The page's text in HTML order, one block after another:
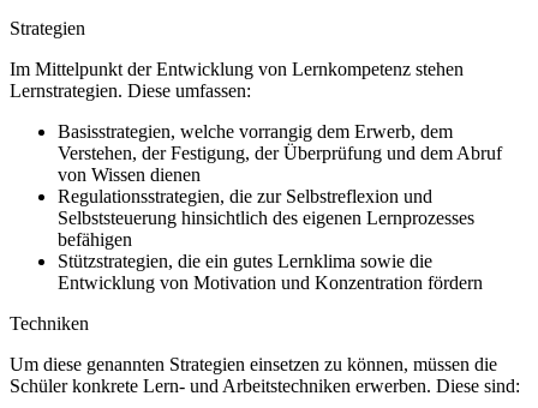
Strategien
Im Mittelpunkt der Entwicklung von Lernkompetenz stehen
Lernstrategien. Diese umfassen:
Basisstrategien, welche vorrangig dem Erwerb, dem
Verstehen, der Festigung, der Überprüfung und dem Abruf
von Wissen dienen
Regulationsstrategien, die zur Selbstreflexion und
Selbststeuerung hinsichtlich des eigenen Lernprozesses
befähigen
Stützstrategien, die ein gutes Lernklima sowie die
Entwicklung von Motivation und Konzentration fördern
Techniken
Um diese genannten Strategien einsetzen zu können, müssen die
Schüler konkrete Lern- und Arbeitstechniken erwerben. Diese sind: